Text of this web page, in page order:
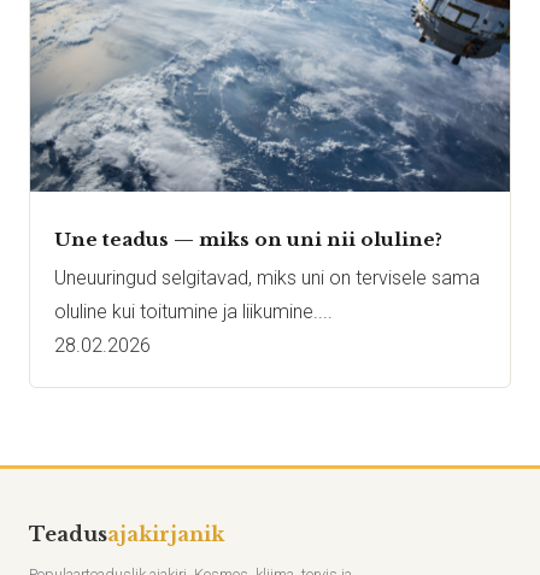
Une teadus — miks on uni nii oluline?
Uneuuringud selgitavad, miks uni on tervisele sama
oluline kui toitumine ja liikumine....
28.02.2026
Teadusajakirjanik